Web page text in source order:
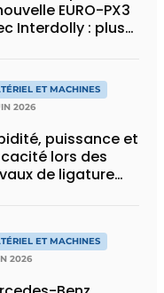
EURO-PX3
Interdolly : plus
spécial
ET MACHINES
2026
puissance et
lors des
de ligature
ET MACHINES
2026